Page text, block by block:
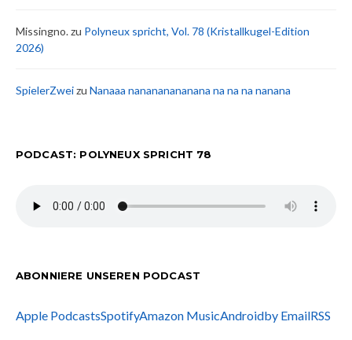
Missingno.zu Polyneux spricht, Vol. 78 (Kristallkugel-Edition
2026)
SpielerZweizu Nanaaa nanananananana na na na nanana
PODCAST: POLYNEUX SPRICHT 78
ABONNIERE UNSEREN PODCAST
Apple PodcastsSpotifyAmazon MusicAndroidby EmailRSS